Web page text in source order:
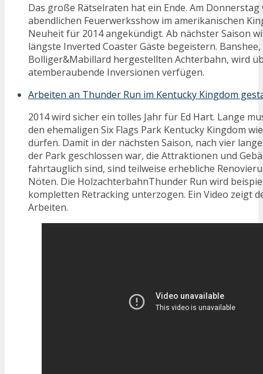
Das große Rätselraten hat ein Ende. Am
abendlichen Feuerwerksshow im amerikanischen
Neuheit für 2014 angekündigt. Ab nächster Saison
längste Inverted Coaster Gäste begeistern.
Bolliger&Mabillard hergestellten Achterbahn, wird
atemberaubende Inversionen verfügen.
Arbeiten an Thunder Run im Kentucky Kingdom
2014 wird sicher ein tolles Jahr für Ed Hart. Lange
den ehemaligen Six Flags Park Kentucky Kingdom
dürfen. Damit in der nächsten Saison, nach vier
der Park geschlossen war, die Attraktionen und
fahrtauglich sind, sind teilweise erhebliche
Nöten. Die HolzachterbahnThunder Run wird
kompletten Retracking unterzogen. Ein Video zeigt
Arbeiten.